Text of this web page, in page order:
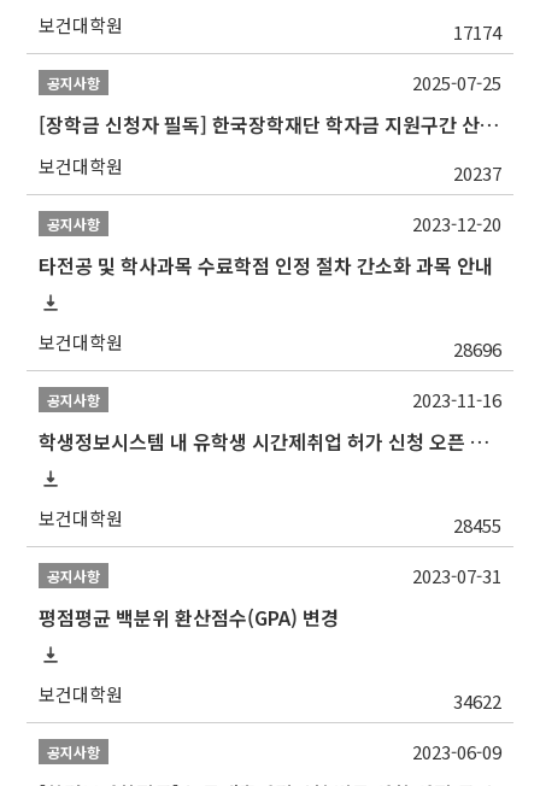
보건대학원 17174
공지사항
[장학금 신청자 필독] 한국장학재단 학자금 지원구간 산정 권고
보건대학원 20237
2025-07-25
공지사항
타전공 및 학사과목 수료학점 인정 절차 간소화 과목 안내
보건대학원 28696
2023-12-20
공지사항
학생정보시스템 내 유학생 시간제취업 허가 신청 오픈 안내
보건대학원 28455
2023-11-16
공지사항
평점평균 백분위 환산점수(GPA) 변경
보건대학원 34622
2023-07-31
공지사항 2023-06-09